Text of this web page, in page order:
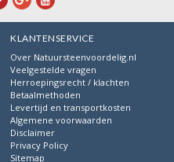
KLANTENSERVICE
Over Natuursteenvoordelig.nl
Veelgestelde vragen
Herroepingsrecht / klachten
Betaalmethoden
Levertijd en transportkosten
Algemene voorwaarden
Disclaimer
Privacy Policy
Sitemap